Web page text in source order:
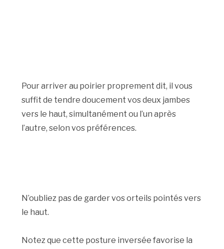
Pour arriver au poirier proprement dit, il vous
suffit de tendre doucement vos deux jambes
vers le haut, simultanément ou l’un après
l’autre, selon vos préférences.
N’oubliez pas de garder vos orteils pointés vers
le haut.
Notez que cette posture inversée favorise la